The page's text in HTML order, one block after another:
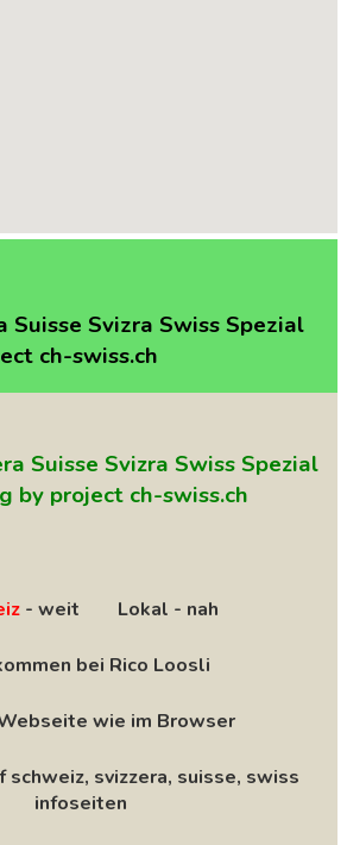
Suisse Svizra SwissSpezial
ch-swiss.ch
Suisse Svizra Swiss Spezial
by project ch-swiss.ch
- weit Lokal - nah
bei Rico Loosli
wie im Browser
schweiz, svizzera, suisse, swiss
infoseiten